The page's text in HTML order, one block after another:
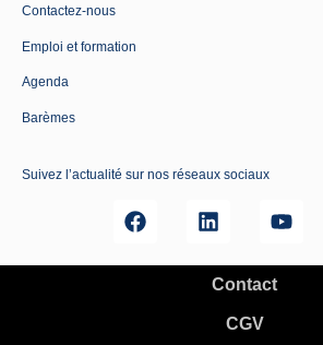
Contactez-nous
Emploi et formation
Agenda
Barèmes
Suivez l’actualité sur nos réseaux sociaux
Contact
CGV